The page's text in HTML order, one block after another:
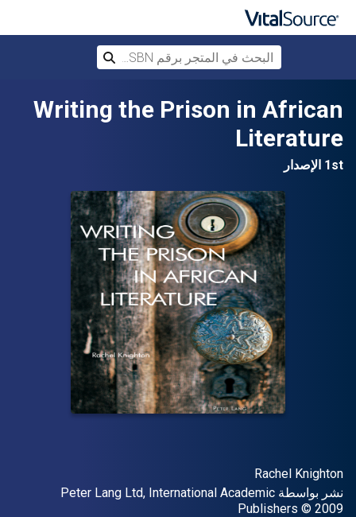
تخطي إلى المحتوى الرئيسي
Writing the Prison in African
Literature
1st الإصدار
المؤلف (المؤلفون)
Rachel Knighton
الناشر
نشر بواسطة Peter Lang Ltd, International Academic
Publishers
حقوق الطبع والنشر © 2009